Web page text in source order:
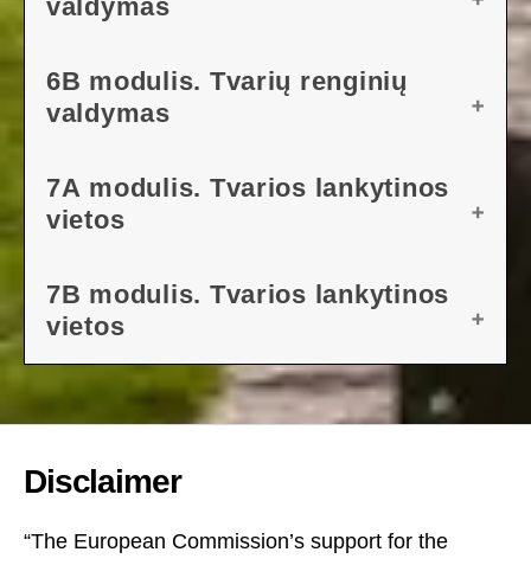
Pratimas
Pratimas
1 pratimas
ATSISIŲSTI PATEIKTĮ
1 pratimas
valdymas
PAMOKOS PLANAS
ATSISIŲSTI PATEIKTĮ
6B modulis. Tvarių renginių
valdymas
PAMOKOS PLANAS
7A modulis. Tvarios lankytinos
vietos
PAMOKOS PLANAS
7B modulis. Tvarios lankytinos
vietos
PAMOKOS PLANAS
Disclaimer
“The European Commission’s support for the